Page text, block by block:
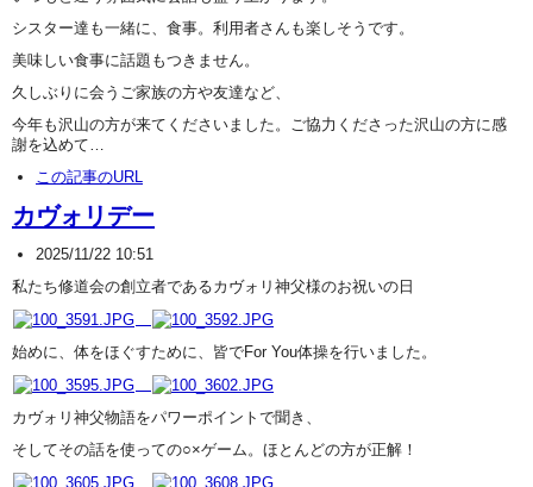
シスター達も一緒に、食事。利用者さんも楽しそうです。
美味しい食事に話題もつきません。
久しぶりに会うご家族の方や友達など、
今年も沢山の方が来てくださいました。ご協力くださった沢山の方に感
謝を込めて…
この記事のURL
カヴォリデー
2025/11/22 10:51
私たち修道会の創立者であるカヴォリ神父様のお祝いの日
始めに、体をほぐすために、皆でFor You体操を行いました。
カヴォリ神父物語をパワーポイントで聞き、
そしてその話を使っての○×ゲーム。ほとんどの方が正解！